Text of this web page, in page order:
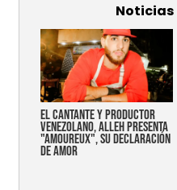
Noticias
EL CANTANTE Y PRODUCTOR
VENEZOLANO, ALLEH PRESENTA
"AMOUREUX", SU DECLARACIÓN
DE AMOR